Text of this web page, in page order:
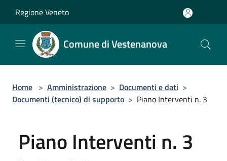
Regione Veneto
Comune di Vestenanova
Home > Amministrazione > Documenti e dati >
Documenti (tecnico) di supporto > Piano Interventi n. 3
Piano Interventi n. 3